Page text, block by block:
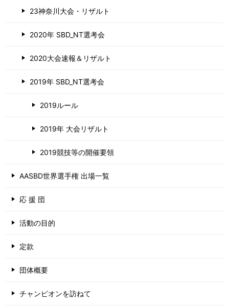
23神奈川大会・リザルト
2020年 SBD_NT選考会
2020大会速報＆リザルト
2019年 SBD_NT選考会
2019ルール
2019年 大会リザルト
2019競技等の開催要領
AASBD世界選手権 出場一覧
応 援 団
活動の目的
定款
団体概要
チャンピオンを訪ねて